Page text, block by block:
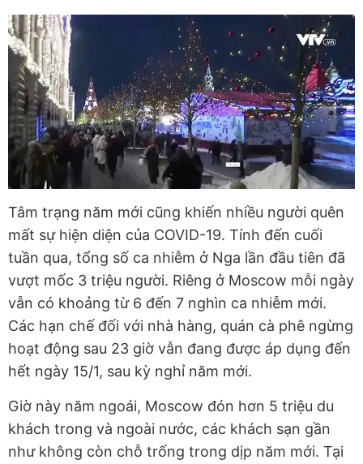
Tâm trạng năm mới cũng khiến nhiều người quên
mất sự hiện diện của COVID-19. Tính đến cuối
tuần qua, tổng số ca nhiễm ở Nga lần đầu tiên đã
vượt mốc 3 triệu người. Riêng ở Moscow mỗi ngày
vẫn có khoảng từ 6 đến 7 nghìn ca nhiễm mới.
Các hạn chế đối với nhà hàng, quán cà phê ngừng
hoạt động sau 23 giờ vẫn đang được áp dụng đến
hết ngày 15/1, sau kỳ nghỉ năm mới.
Giờ này năm ngoái, Moscow đón hơn 5 triệu du
khách trong và ngoài nước, các khách sạn gần
như không còn chỗ trống trong dịp năm mới. Tại